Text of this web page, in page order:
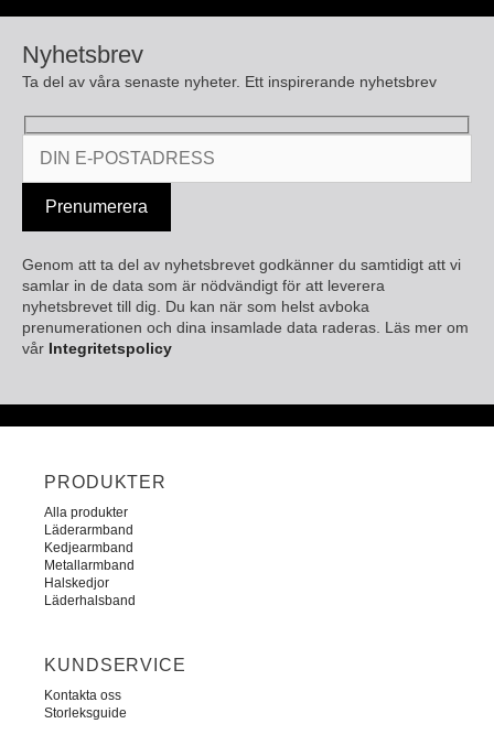
Nyhetsbrev
Ta del av våra senaste nyheter. Ett inspirerande nyhetsbrev
Genom att ta del av nyhetsbrevet godkänner du samtidigt att vi
samlar in de data som är nödvändigt för att leverera
nyhetsbrevet till dig. Du kan när som helst avboka
prenumerationen och dina insamlade data raderas. Läs mer om
vår Integritetspolicy
PRODUKTER
Alla produkter
Läderarmband
Kedjearmband
Metallarmband
Halskedjor
Läderhalsband
KUNDSERVICE
Kontakta oss
Storleksguide